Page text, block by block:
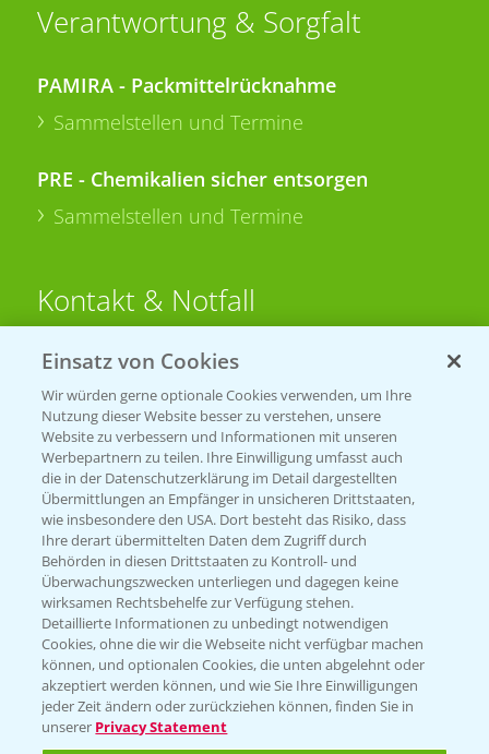
Verantwortung & Sorgfalt
PAMIRA - Packmittelrücknahme
Sammelstellen und Termine
PRE - Chemikalien sicher entsorgen
Sammelstellen und Termine
Kontakt & Notfall
Beratung auf WhatsApp
T.+49 (0)174 346 564 1
KONTAKT
Hilfe in Notfällen
T.+49 (0)214/30-20220
Folgen Sie uns
Einsatz von Cookies
Wir würden gerne optionale Cookies verwenden, um Ihre
Nutzung dieser Website besser zu verstehen, unsere
Website zu verbessern und Informationen mit unseren
Werbepartnern zu teilen. Ihre Einwilligung umfasst auch
die in der Datenschutzerklärung im Detail dargestellten
Übermittlungen an Empfänger in unsicheren Drittstaaten,
wie insbesondere den USA. Dort besteht das Risiko, dass
Ihre derart übermittelten Daten dem Zugriff durch
Behörden in diesen Drittstaaten zu Kontroll- und
Überwachungszwecken unterliegen und dagegen keine
wirksamen Rechtsbehelfe zur Verfügung stehen.
Detaillierte Informationen zu unbedingt notwendigen
Cookies, ohne die wir die Webseite nicht verfügbar machen
können, und optionalen Cookies, die unten abgelehnt oder
akzeptiert werden können, und wie Sie Ihre Einwilligungen
jeder Zeit ändern oder zurückziehen können, finden Sie in
unserer Privacy Statement